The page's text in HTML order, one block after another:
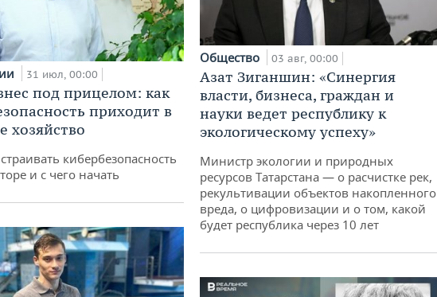
31 июл, 00:00
под прицелом: как
приходит в
хозяйство
кибербезопасность
и с чего начать
Общество 03 авг, 00:00
Азат Зиганшин: «Синергия
власти, бизнеса, граждан и
науки ведет республику к
экологическому успеху»
Министр экологии и природных
ресурсов Татарстана — о расчистке рек,
рекультивации объектов накопленного
вреда, о цифровизации и о том, какой
будет республика через 10 лет